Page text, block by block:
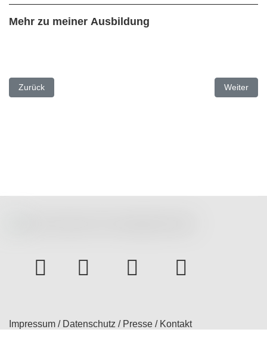
Mehr zu meiner Ausbildung
Vorheriger Beitrag: Dagmar Timmann – Leiterin der
Zurück Nächster
Weiter
Impressum / Datenschutz / Presse / Kontakt
instagramFacebook